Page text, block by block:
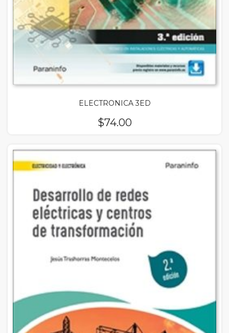
ELECTRONICA 3ED
$74.00